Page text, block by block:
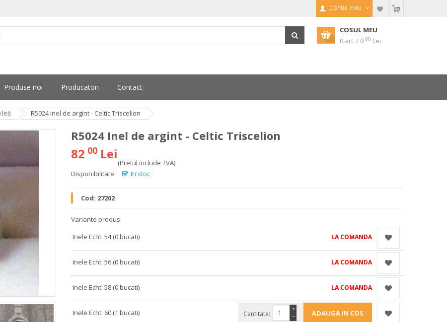
Contul meu
COSUL MEU
0 art. / 0 00 Lei
Produse noi Producatori Contact
lei) R5024 Inel de argint - Celtic Triscelion
R5024 Inel de argint - Celtic Triscelion
82 00 Lei
(Pretul include TVA)
Disponibilitate:
In stoc
Cod: 27202
Variante produs:
Inele Echt: 54 (0 bucati)
LA COMANDA
Inele Echt: 56 (0 bucati) LA COMANDA
Inele Echt: 58 (0 bucati) LA COMANDA
Inele Echt: 60 (1 bucati) Cantitate: −
+